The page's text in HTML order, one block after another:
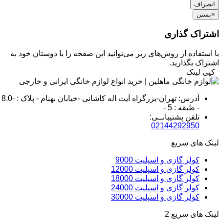
انصراف
×بستن
اشتراک گذاری
با استفاده از روش‌های زیر می‌توانید این صفحه را با دوستان خود به
اشتراک بگذارید.
کپی لینک
آدرس: تهران-بزرگراه آیت اله کاشانی -خیابان بهنام - پلاک : -8.0
- طبقه : 5 -
تلفن پشتیبانــی:
02144292950
لینک های سریع
کولر گازی و اسپلیت 9000
کولر گازی و اسپلیت 12000
کولر گازی و اسپلیت 18000
کولر گازی و اسپلیت 24000
کولر گازی و اسپلیت 30000
لینک های سریع 2